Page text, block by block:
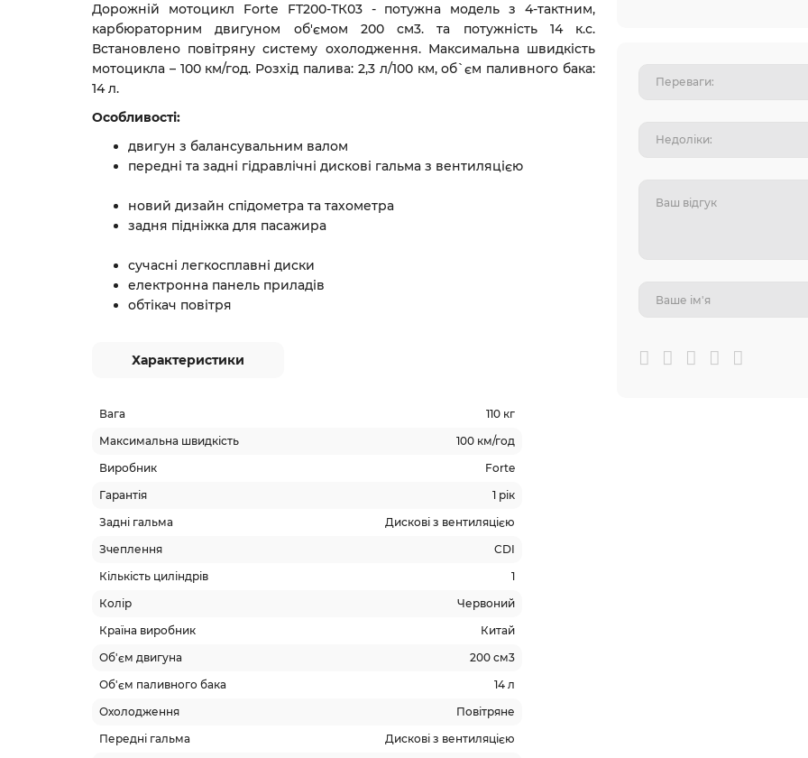
Дорожній мотоцикл Forte FT200-ТК03 - потужна модель з 4-тактним,
карбюраторним двигуном об'ємом 200 см3. та потужність 14 к.с.
Встановлено повітряну систему охолодження. Максимальна швидкість
мотоцикла – 100 км/год. Розхід палива: 2,3 л/100 км, об`єм паливного бака:
14 л.
Особливості:
двигун з балансувальним валом
передні та задні гідравлічні дискові гальма з вентиляцією
новий дизайн спідометра та тахометра
задня підніжка для пасажира
сучасні легкосплавні диски
електронна панель приладів
обтікач повітря
Характеристики
Вага
110 кг
Максимальна швидкість
100 км/год
Виробник
Forte
Гарантія
1 рік
Задні гальма
Дискові з вентиляцією
Зчеплення
CDI
Кількість циліндрів
1
Колір
Червоний
Країна виробник
Китай
Об'єм двигуна
200 см3
Об'єм паливного бака
14 л
Охолодження
Повітряне
Передні гальма
Дискові з вентиляцією